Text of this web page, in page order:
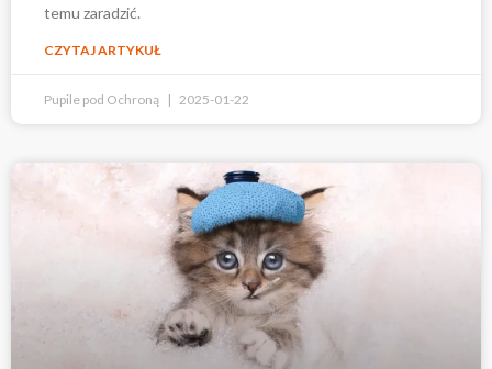
temu zaradzić.
CZYTAJ ARTYKUŁ
Pupile pod Ochroną 2025-01-22